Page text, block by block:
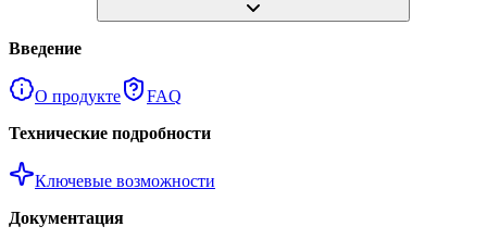
Введение
О продукте
FAQ
Технические подробности
Ключевые возможности
Документация